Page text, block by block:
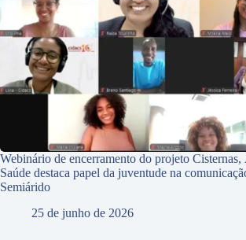
Webinário de encerramento do projeto Cisternas,
Saúde destaca papel da juventude na
Semiárido
25 de junho de 2026